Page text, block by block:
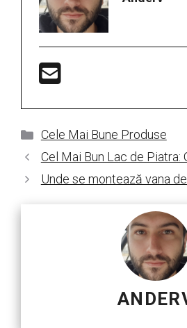
Categorii
Cele Mai Bune Produse
Cel Mai Bun Lac de Piatra:
Unde se montează vana